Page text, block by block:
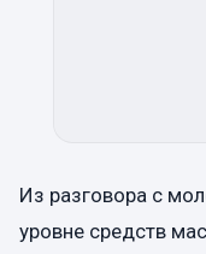
Из разговора с
уровне средств